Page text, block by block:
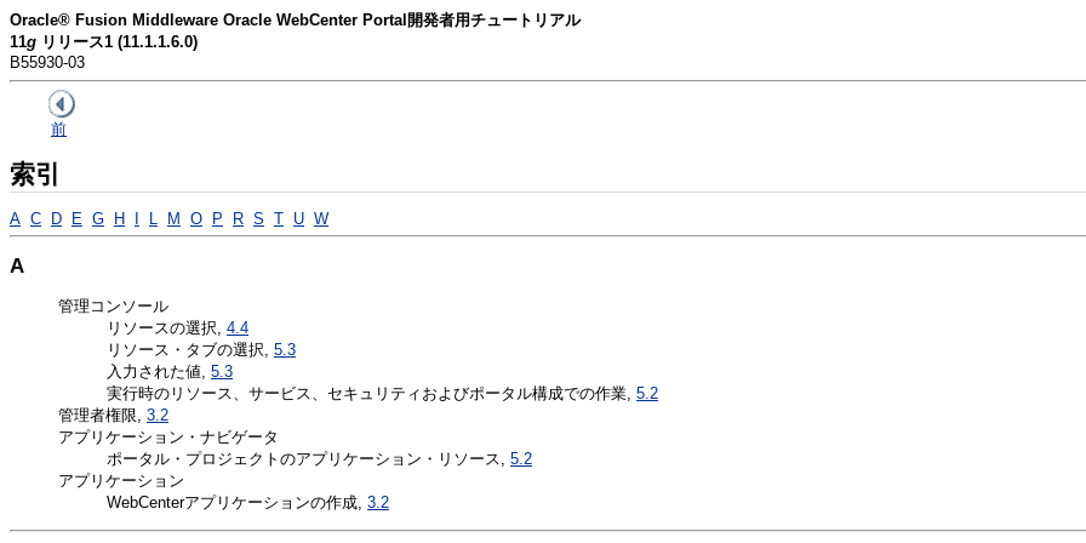
Oracle® Fusion Middleware Oracle WebCenter Portal開発者用チュートリアル
11g リリース1 (11.1.1.6.0)
B55930-03
前
索引
A C D E G H M O P R S T U W
A
管理コンソール
リソースの選択, 4.4
リソース・タブの選択, 5.3
入力された値, 5.3
実行時のリソース、サービス、セキュリティおよびポータル構成での作業, 5.2
管理者権限, 3.2
アプリケーション・ナビゲータ
ポータル・プロジェクトのアプリケーション・リソース, 5.2
アプリケーション
WebCenterアプリケーションの作成, 3.2